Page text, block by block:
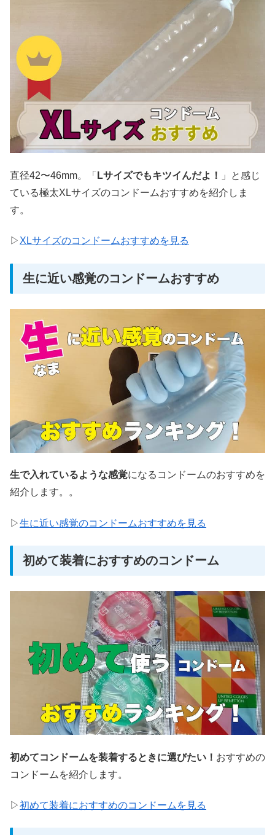
直径42〜46mm。「 Lサイズでもキツイんだよ！
」と感じ
ている極太XLサイズのコンドームおすすめを紹介しま
す。
▷ XLサイズのコンドームおすすめを見る
生に近い感覚のコンドームおすすめ
生で入れているような感覚になるコンドームのおすすめを
紹介します。。
▷生に近い感覚のコンドームおすすめを見る
初めて装着におすすめのコンドーム
初めてコンドームを装着するときに選びたい！ おすすめの
コンドームを紹介します。
▷初めて装着におすすめのコンドームを見る